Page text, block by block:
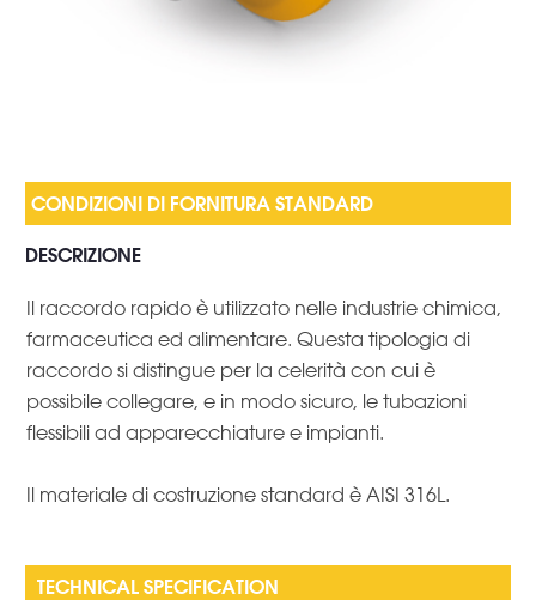
DESCRIZIONE
Il raccordo rapido è utilizzato nelle industrie chimica,
farmaceutica ed alimentare. Questa tipologia di
raccordo si distingue per la celerità con cui è
possibile collegare, e in modo sicuro, le tubazioni
flessibili ad apparecchiature e impianti.
Il materiale di costruzione standard è AISI 316L.
TECHNICAL SPECIFICATION